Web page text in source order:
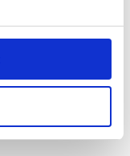
özel
yaparken
sunmak
adına
bu noktada,
tek gelir